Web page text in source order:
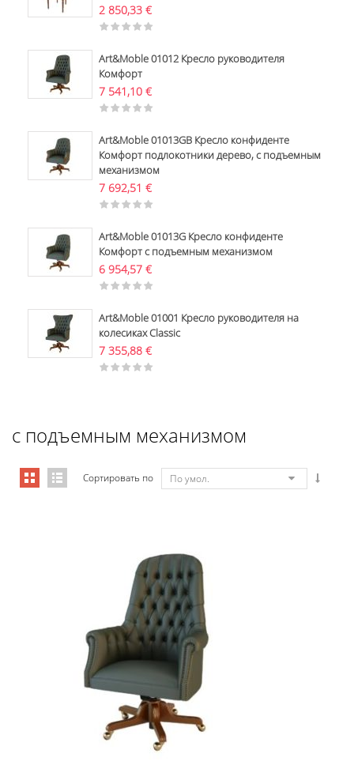
2 850,33 €
Art&Moble 01012 Кресло руководителя
Комфорт
7 541,10 €
Art&Moble 01013GB Кресло конфиденте
Комфорт подлокотники дерево, с подъемным
механизмом
7 692,51 €
Art&Moble 01013G Кресло конфиденте
Комфорт с подъемным механизмом
6 954,57 €
Art&Moble 01001 Кресло руководителя на
колесиках Classic
7 355,88 €
с подъемным механизмом
Сортировать по По умол.
Art&Moble 01012 Кресло руководи...
7 541,10€